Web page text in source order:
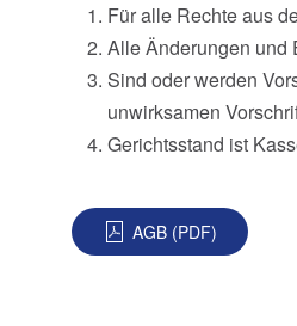
Für alle Rechte aus
Alle Änderungen und
Sind oder werden
unwirksamen
Gerichtsstand ist
AGB (PDF)